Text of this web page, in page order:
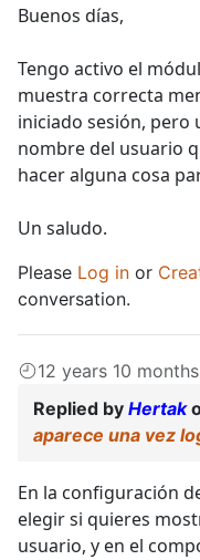
Buenos días,
Tengo activo el
muestra correcta
iniciado sesión, pero
nombre del usuario
hacer alguna cosa
Un saludo.
Please Log in or
conversation.
12 years 10
Replied by Hertak
aparece una vez
En la configuración
elegir si quieres
usuario, y en el